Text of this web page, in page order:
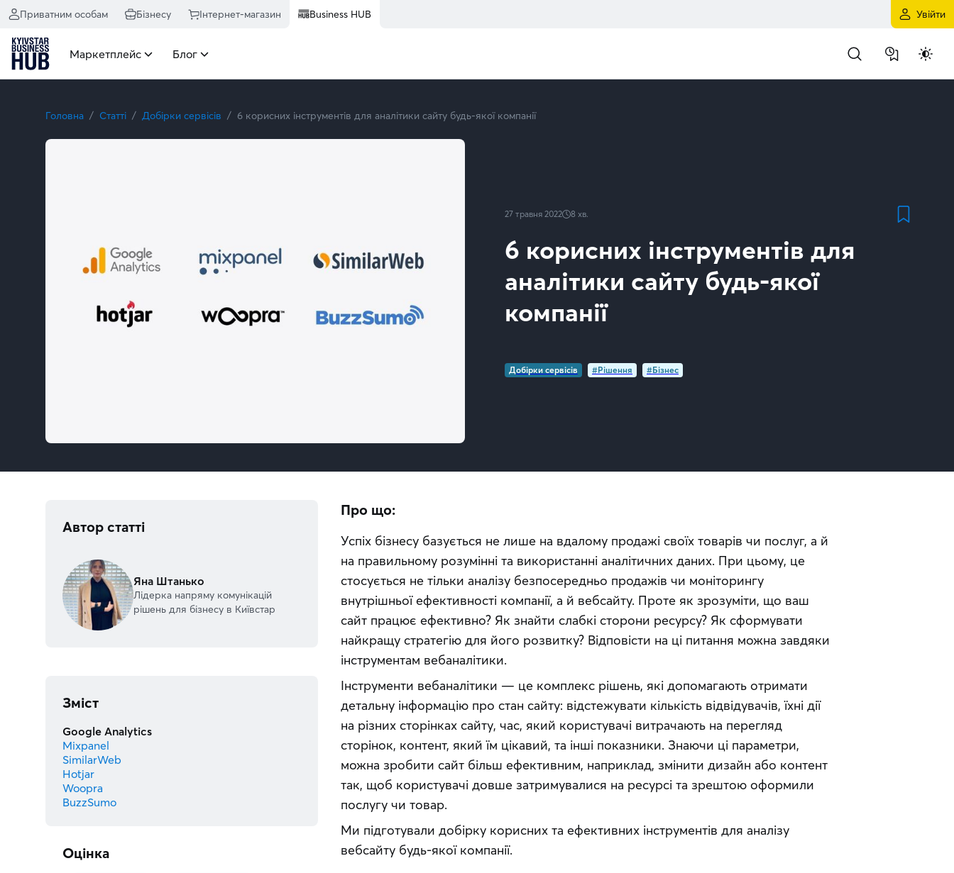
Приватним особам Бізнесу Інтернет-магазин Business HUB Увійти
Маркетплейс Блог
Головна Статті Добірки сервісів 6 корисних інструментів для аналітики сайту будь-якої компанії
27 травня 2022 8 хв.
6 корисних інструментів для
аналітики сайту будь-якої
компанії
Добірки сервісів #Рішення #Бізнес
Про що:
Успіх бізнесу базується не лише на вдалому продажі своїх товарів чи послуг, а й
на правильному розумінні та використанні аналітичних даних. При цьому, це
стосується не тільки аналізу безпосередньо продажів чи моніторингу
внутрішньої ефективності компанії, а й вебсайту. Проте як зрозуміти, що ваш
сайт працює ефективно? Як знайти слабкі сторони ресурсу? Як сформувати
найкращу стратегію для його розвитку? Відповісти на ці питання можна завдяки
інструментам вебаналітики.
Інструменти вебаналітики — це комплекс рішень, які допомагають отримати
детальну інформацію про стан сайту: відстежувати кількість відвідувачів, їхні дії
на різних сторінках сайту, час, який користувачі витрачають на перегляд
сторінок, контент, який їм цікавий, та інші показники. Знаючи ці параметри,
можна зробити сайт більш ефективним, наприклад, змінити дизайн або контент
так, щоб користувачі довше затримувалися на ресурсі та зрештою оформили
послугу чи товар.
Ми підготували добірку корисних та ефективних інструментів для аналізу
вебсайту будь-якої компанії.
Автор статті
Яна Штанько
Лідерка напряму комунікацій
рішень для бізнесу в Київстар
Зміст
Google Analytics
Mixpanel
SimilarWeb
Hotjar
Woopra
BuzzSumo
Оцінка